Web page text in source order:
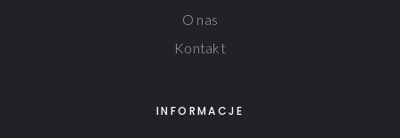
O nas
Kontakt
INFORMACJE